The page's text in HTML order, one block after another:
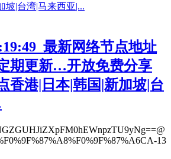
最新网络节点地址
期更新…开放免费分享
香港|日本|韩国|新加坡|台
13